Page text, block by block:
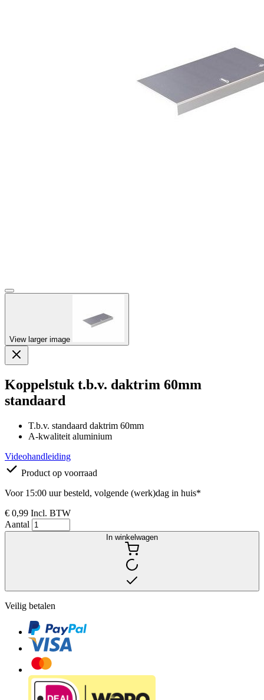
View larger image
Koppelstuk t.b.v. daktrim 60mm
standaard
T.b.v. standaard daktrim 60mm
A-kwaliteit aluminium
Videohandleiding
Product op voorraad
Voor 15:00 uur besteld, volgende (werk)dag in huis*
€ 0,99 Incl. BTW
Aantal
In winkelwagen
Veilig betalen